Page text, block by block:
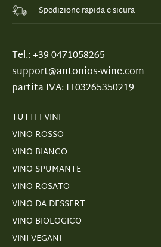
Spedizione rapida e sicura
Tel.: +39 0471058265
support@antonios-wine.com
partita IVA: IT03265350219
TUTTI I VINI
VINO ROSSO
VINO BIANCO
VINO SPUMANTE
VINO ROSATO
VINO DA DESSERT
VINO BIOLOGICO
VINI VEGANI